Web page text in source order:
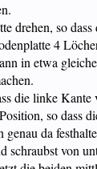
drehen, so
4
in etwa
die linke
so dass
da
schraubst von